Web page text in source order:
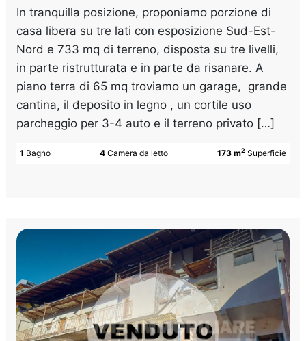
In tranquilla posizione, proponiamo porzione di
casa libera su tre lati con esposizione Sud-Est-
Nord e 733 mq di terreno, disposta su tre livelli,
in parte ristrutturata e in parte da risanare. A
piano terra di 65 mq troviamo un garage, grande
cantina, il deposito in legno , un cortile uso
parcheggio per 3-4 auto e il terreno privato […]
173 m2 Superficie
4 Camera da letto
1 Bagno